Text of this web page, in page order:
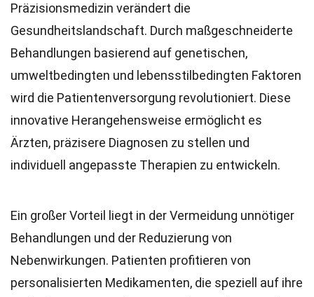
Präzisionsmedizin verändert die
Gesundheitslandschaft. Durch maßgeschneiderte
Behandlungen basierend auf genetischen,
umweltbedingten und lebensstilbedingten Faktoren
wird die Patientenversorgung revolutioniert. Diese
innovative Herangehensweise ermöglicht es
Ärzten, präzisere Diagnosen zu stellen und
individuell angepasste Therapien zu entwickeln.
Ein großer Vorteil liegt in der Vermeidung unnötiger
Behandlungen und der Reduzierung von
Nebenwirkungen. Patienten profitieren von
personalisierten Medikamenten, die speziell auf ihre